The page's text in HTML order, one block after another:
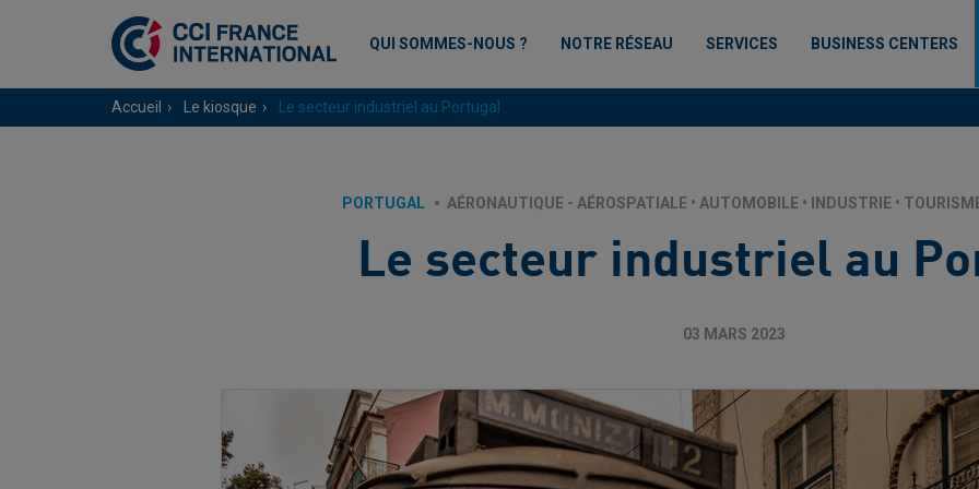
QUI SOMMES-NOUS ? NOTRE RÉSEAU SERVICES BUSINESS CENTERS
Accueil Le kiosque Le secteur industriel au Portugal
PORTUGAL AÉRONAUTIQUE - AÉROSPATIALE • AUTOMOBILE • INDUSTRIE •
Le secteur industriel au
03 MARS 2023